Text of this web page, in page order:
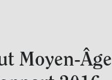
Moyen-Âge